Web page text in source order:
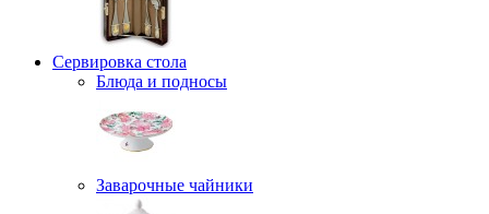
Сервировка стола
Блюда и подносы
Заварочные чайники